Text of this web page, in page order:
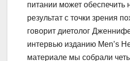
питании может обеспечить
результат с точки зрения
говорит диетолог
интервью изданию Men’s
материале мы собрали